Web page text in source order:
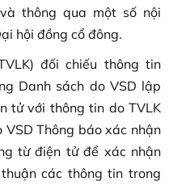
thông qua một số nội
hội đồng cổ đông.
đối chiếu thông tin
Danh sách do VSD lập
tử với thông tin do TVLK
Thông báo xác nhận
từ điện tử để xác nhận
các thông tin trong